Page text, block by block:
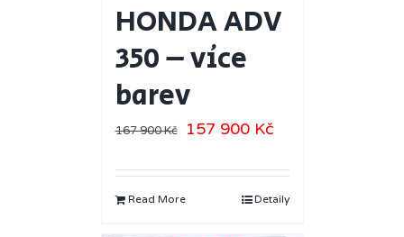
HONDA ADV
350 – více
barev
167 900Kč 157 900 Kč
Read More Detaily